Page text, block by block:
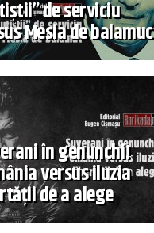
de serviciu
Mesia de balamuc
în genunchi!
versus iluzia
de a alege